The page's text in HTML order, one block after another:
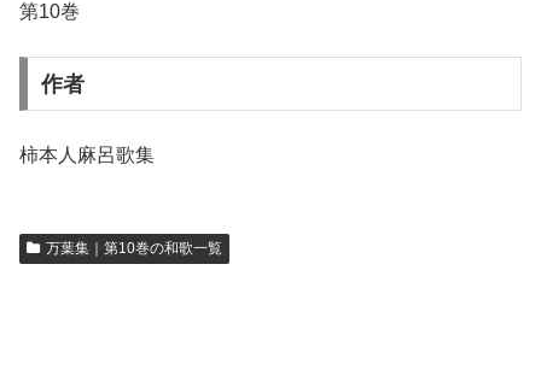
第10巻
作者
柿本人麻呂歌集
万葉集｜第10巻の和歌一覧